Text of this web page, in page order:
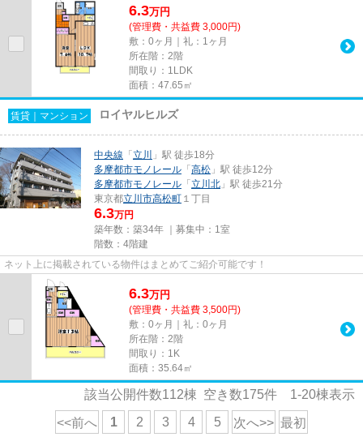
6.3万円
(管理費・共益費 3,000円)
敷：0ヶ月｜礼：1ヶ月
所在階：2階
間取り：1LDK
面積：47.65㎡
賃貸｜マンション ロイヤルヒルズ
中央線 「立川
」駅 徒歩18分
多摩都市モノレール 「高松 」駅 徒歩12分
多摩都市モノレール 「立川北 」駅 徒歩21分
東京都立川市高松町 １丁目
6.3万円
築年数：築34年 ｜募集中： 1室
階数：4階建
ネット上に掲載されている物件はまとめてご紹介可能です！
6.3万円
(管理費・共益費 3,500円)
敷：0ヶ月｜礼：0ヶ月
所在階：2階
間取り：1K
面積：35.64㎡
該当公開件数112棟 空き数175件 1-20棟表示
<<前へ 1 2 3 4 5 次へ>> 最初